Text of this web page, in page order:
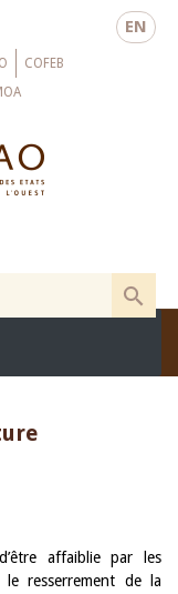
EN
COFEB
affaiblie par les
resserrement de la